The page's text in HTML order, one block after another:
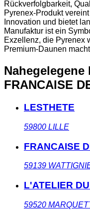
Rückverfolgbarkeit,
Pyrenex-Produkt
Innovation und bietet
Manufaktur ist ein
Exzellenz, die Pyrenex
Premium-Daunen
FRANCAISE
LESTHETE
59800 LILLE
FRANCAISE
59139
L'ATELIER
59520